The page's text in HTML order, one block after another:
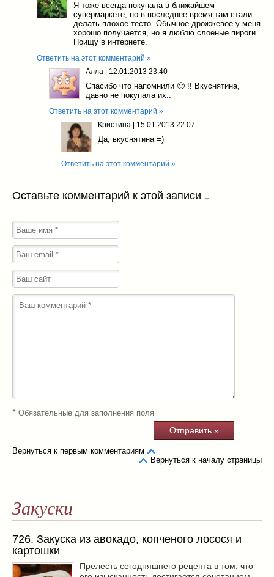
Я тоже всегда покупала в ближайшем
супермаркете, но в последнее время там стали
делать плохое тесто. Обычное дрожжевое у меня
хорошо получается, но я люблю слоеные пироги.
Поищу в интернете.
Ответить на этот комментарий »
Алла
12.01.2013 23:40
Спасибо что напомнили 🙂 !! Вкуснятина,
давно не покупала их..
Ответить на этот комментарий »
Кристина
15.01.2013 22:07
Да, вкуснятина =)
Ответить на этот комментарий »
Оставьте комментарий к этой записи ↓
* Обязательные для заполнения поля
Вернуться к первым комментариям
Вернуться к началу страницы
Закуски
726. Закуска из авокадо, копченого лосося и
картошки
Прелесть сегодняшнего рецепта в том, что